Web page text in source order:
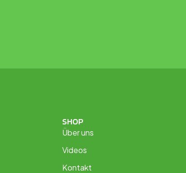
SHOP
Über uns
Videos
Kontakt